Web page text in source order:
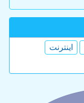
اینترنت